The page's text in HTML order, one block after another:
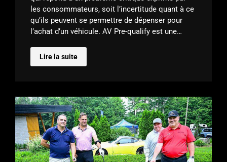
les consommateurs, soit l’incertitude quant à ce
qu’ils peuvent se permettre de dépenser pour
l’achat d’un véhicule. AV Pre-qualify est une…
Lire la suite